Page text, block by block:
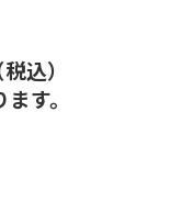
込）
す。